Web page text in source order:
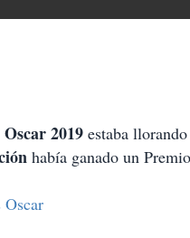
Oscar 2019 estaba
había ganado un